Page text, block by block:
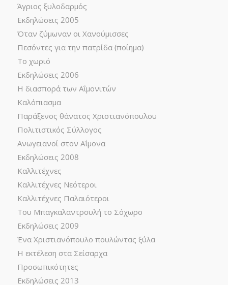
Άγριος ξυλοδαρμός
Εκδηλώσεις 2005
Όταν ζύμωναν οι Χανούμισσες
Πεσόντες για την πατρίδα (ποίημα)
Το χωριό
Εκδηλώσεις 2006
Η διασπορά των Αΐμονιτών
Καλόπιασμα
Παράξενος θάνατος Χριστιανόπουλου
Πολιτιστικός Σύλλογος
Ανωγειανοί στον Αΐμονα
Εκδηλώσεις 2008
Καλλιτέχνες
Καλλιτέχνες Νεότεροι
Καλλιτέχνες Παλαιότεροι
Του Μπαγκαλαντρουλή το Σόχωρο
Εκδηλώσεις 2009
Ένα Χριστιανόπουλο πουλώντας ξύλα
Η εκτέλεση στα Σείσαρχα
Προσωπικότητες
Εκδηλώσεις 2013